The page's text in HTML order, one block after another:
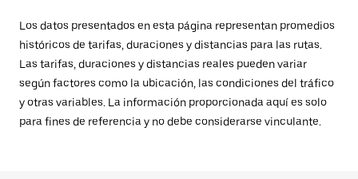
Los datos presentados en esta página representan promedios
históricos de tarifas, duraciones y distancias para las rutas.
Las tarifas, duraciones y distancias reales pueden variar
según factores como la ubicación, las condiciones del tráfico
y otras variables. La información proporcionada aquí es solo
para fines de referencia y no debe considerarse vinculante.